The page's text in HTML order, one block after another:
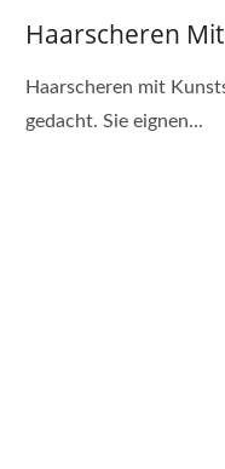
Haarscheren
Haarscheren mit
gedacht. Sie eignen...